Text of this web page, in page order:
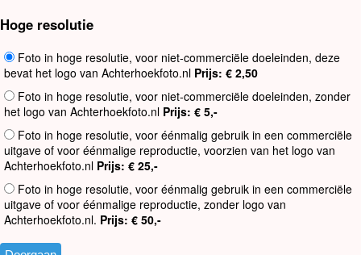
Hoge resolutie
Foto in hoge resolutie, voor niet-commerciële doeleinden, deze
bevat het logo van Achterhoekfoto.nl Prijs: € 2,50
Foto in hoge resolutie, voor niet-commerciële doeleinden, zonder
het logo van Achterhoekfoto.nl Prijs: € 5,-
Foto in hoge resolutie, voor éénmalig gebruik in een commerciële
uitgave of voor éénmalige reproductie, voorzien van het logo van
Achterhoekfoto.nl Prijs: € 25,-
Foto in hoge resolutie, voor éénmalig gebruik in een commerciële
uitgave of voor éénmalige reproductie, zonder logo van
Achterhoekfoto.nl. Prijs: € 50,-